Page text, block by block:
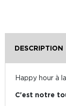
DESCRIPTION
Happy hour à
C'est notre